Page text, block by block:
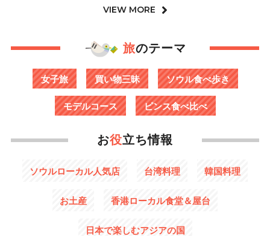
VIEW MORE
旅のテーマ
女子旅 買い物三昧 ソウル食べ歩き
モデルコース ピンス食べ比べ
お役立ち情報
ソウルローカル人気店 台湾料理 韓国料理
お土産 香港ローカル食堂＆屋台
日本で楽しむアジアの国